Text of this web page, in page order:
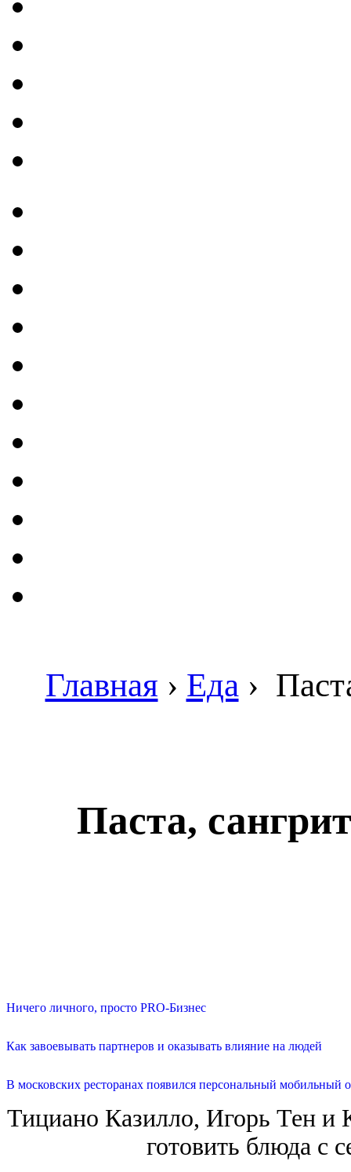
Главная › Еда ›
Паста,
Ничего личного, просто PRO-Бизнес
Как завоевывать партнеров и оказывать влияние на людей
В московских ресторанах появился персональный мобильный
Тициано Казилло, Игорь Тен и
готовить блюда с